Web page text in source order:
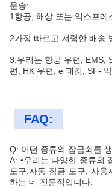
운송:
1항공, 해상 또는 익스프레
2가장 빠르고 저렴한 배송
3.우리는 항공 우편, EMS,
편, HK 우편, e 패킷, SF-
FAQ:
Q: 어떤 종류의 잠금쇠를
A: •우리는 다양한 종류의
도구,자동 잠금 도구, 사용
하는 데 전문적입니다.